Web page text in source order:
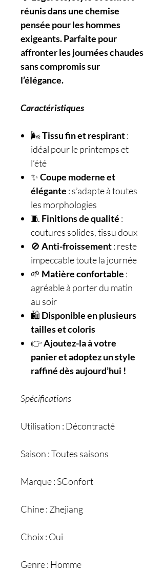
réunis dans une chemise
pensée pour les hommes
exigeants. Parfaite pour
affronter les journées chaudes
sans compromis sur
l’élégance.
Caractéristiques
🌬️Tissu fin et respirant:
idéal pour le printemps et
l’été
✨Coupe moderne et
élégante : s’adapte à toutes
les morphologies
🧵 Finitions de qualité :
coutures solides, tissu doux
🚫 Anti-froissement: reste
impeccable toute la journée
🌱 Matière confortable :
agréable à porter du matin
au soir
🛍️ Disponible en plusieurs
tailles et coloris
👉Ajoutez-la à votre
panier et adoptez un style
raffiné dès aujourd’hui !
Spécifications
Utilisation : Décontracté
Saison : Toutes saisons
Marque : SConfort
Chine : Zhejiang
Choix : Oui
Genre : Homme